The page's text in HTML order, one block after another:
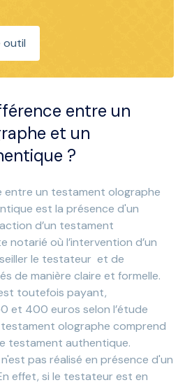
outil
entre un
et un
?
entre un testament olographe
est la présence d'un
d’un testament
notarié où l’intervention d’un
le testateur et de
de manière claire et formelle.
toutefois payant,
et 400 euros selon l’étude
olographe comprend
testament authentique.
pas réalisé en présence d'un
effet, si le testateur est en